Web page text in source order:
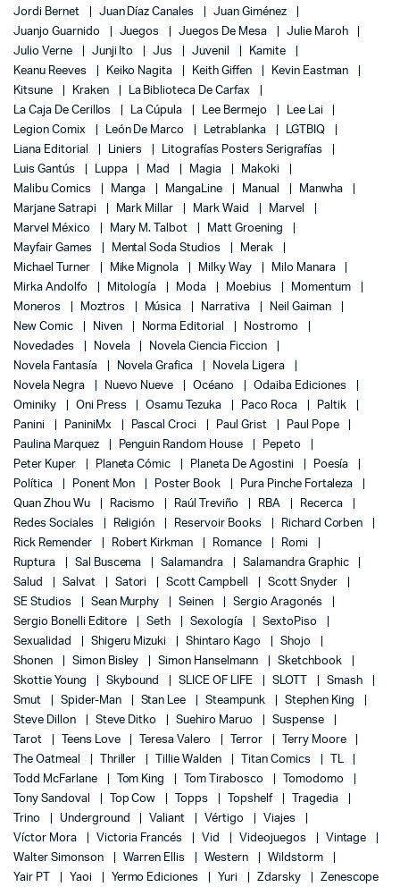
Jordi Bernet
Juan Díaz Canales
Juan Giménez
Juanjo Guarnido
Juegos Juegos De Mesa
Julie Maroh
Julio Verne
Junji Ito Jus Juvenil
Kamite
Keanu Reeves
Keiko Nagita Keith Giffen
Kevin Eastman
Kitsune
Kraken
La Biblioteca De Carfax
La Caja De Cerillos
La Cúpula Lee Bermejo
Lee Lai
Legion Comix
León De Marco Letrablanka
LGTBIQ
Liana Editorial
Liniers
Litografías Posters Serigrafías
Luis Gantús
Luppa Mad Magia
Makoki
Malibu Comics
Manga MangaLine Manual
Manwha
Marjane Satrapi
Mark Millar Mark Waid
Marvel
Marvel México
Mary M. Talbot
Matt Groening
Mayfair Games
Mental Soda Studios
Merak
Michael Turner
Mike Mignola Milky Way
Milo Manara
Mirka Andolfo
Mitología Moda Moebius
Momentum
Moneros
Moztros Música Narrativa
Neil Gaiman
New Comic
Niven Norma Editorial
Nostromo
Novedades
Novela
Novela Ciencia Ficcion
Novela Fantasía
Novela Grafica
Novela Ligera
Novela Negra
Nuevo Nueve Océano
Odaiba Ediciones
Ominiky
Oni Press Osamu Tezuka Paco Roca
Paltik
Panini
PaniniMx Pascal Croci Paul Grist
Paul Pope
Paulina Marquez
Penguin Random House
Pepeto
Peter Kuper
Planeta Cómic Planeta De Agostini
Poesía
Política
Ponent Mon Poster Book
Pura Pinche Fortaleza
Quan Zhou Wu
Racismo Raúl Treviño RBA
Recerca
Redes Sociales
Religión Reservoir Books
Richard Corben
Rick Remender
Robert Kirkman Romance
Romi
Ruptura
Sal Buscema Salamandra
Salamandra Graphic
Salud
Salvat Satori Scott Campbell
Scott Snyder
SE Studios
Sean Murphy Seinen
Sergio Aragonés
Sergio Bonelli Editore
Seth Sexología
SextoPiso
Sexualidad
Shigeru Mizuki Shintaro Kago
Shojo
Shonen
Simon Bisley Simon Hanselmann
Sketchbook
Skottie Young
Skybound SLICE OF LIFE SLOTT
Smash
Smut
Spider-Man Stan Lee Steampunk
Stephen King
Steve Dillon
Steve Ditko Suehiro Maruo
Suspense
Tarot
Teens Love Teresa Valero Terror
Terry Moore
The Oatmeal
Thriller Tillie Walden Titan Comics
TL
Todd McFarlane
Tom King Tom Tirabosco
Tomodomo
Tony Sandoval
Top Cow Topps Topshelf
Tragedia
Trino
Underground Valiant Vértigo
Viajes
Víctor Mora
Victoria Francés Vid Videojuegos
Vintage
Walter Simonson
Warren Ellis Western
Wildstorm
Yair PT
Yaoi Yermo Ediciones Yuri Zdarsky Zenescope